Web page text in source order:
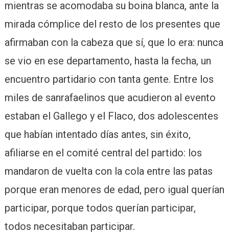
mientras se acomodaba su boina blanca, ante la
mirada cómplice del resto de los presentes que
afirmaban con la cabeza que sí, que lo era: nunca
se vio en ese departamento, hasta la fecha, un
encuentro partidario con tanta gente. Entre los
miles de sanrafaelinos que acudieron al evento
estaban el Gallego y el Flaco, dos adolescentes
que habían intentado días antes, sin éxito,
afiliarse en el comité central del partido: los
mandaron de vuelta con la cola entre las patas
porque eran menores de edad, pero igual querían
participar, porque todos querían participar,
todos necesitaban participar.